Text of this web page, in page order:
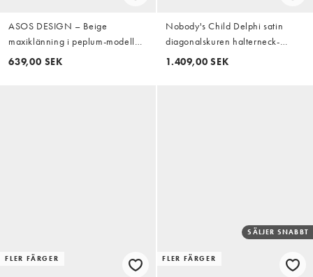
ASOS DESIGN – Beige
maxiklänning i peplum-modell
med v-ringning och indragen
639,00 SEK
Nobody's Child Delphi satin
diagonalskuren halterneck-
maxiklänning med detaljer i
1.409,00 SEK
FLER FÄRGER FLER FÄRGER
SÄLJER SNABBT